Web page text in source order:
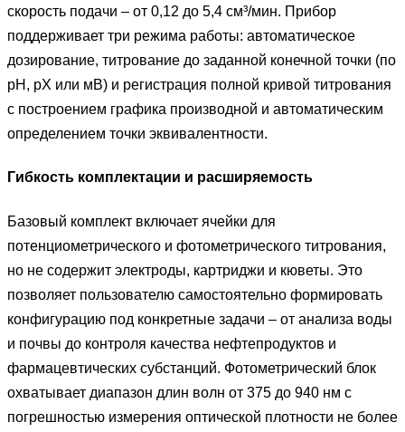
скорость подачи – от 0,12 до 5,4 см³/мин. Прибор
поддерживает три режима работы: автоматическое
дозирование, титрование до заданной конечной точки (по
рН, рХ или мВ) и регистрация полной кривой титрования
с построением графика производной и автоматическим
определением точки эквивалентности.
Гибкость комплектации и расширяемость
Базовый комплект включает ячейки для
потенциометрического и фотометрического титрования,
но не содержит электроды, картриджи и кюветы. Это
позволяет пользователю самостоятельно формировать
конфигурацию под конкретные задачи – от анализа воды
и почвы до контроля качества нефтепродуктов и
фармацевтических субстанций. Фотометрический блок
охватывает диапазон длин волн от 375 до 940 нм с
погрешностью измерения оптической плотности не более